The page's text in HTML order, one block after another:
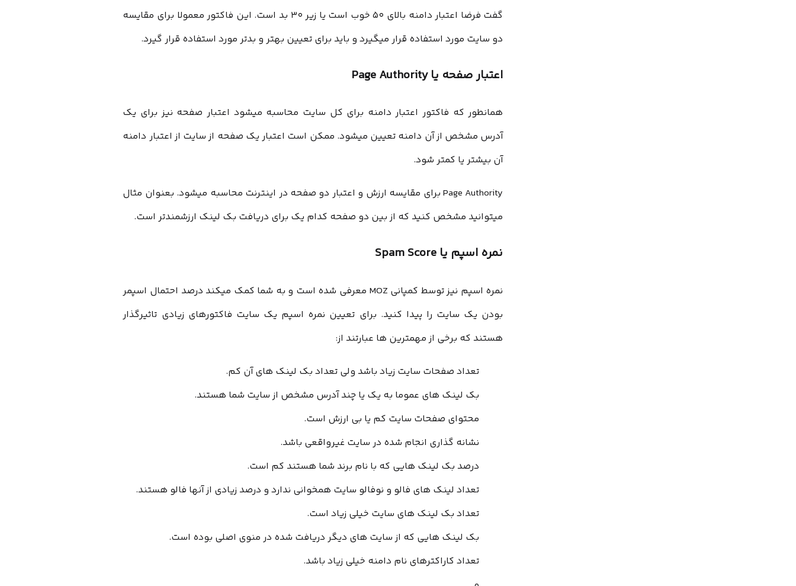
گفت فرضا اعتبار دامنه بالای ۵۰ خوب است یا زیر ۳۰ بد است. این فاکتور معمولا برای مقایسه
دو سایت مورد استفاده قرار میگیرد و باید برای تعیین بهتر و بدتر مورد استفاده قرار گیرد.
اعتبار صفحه یا Page Authority
همانطور که فاکتور اعتبار دامنه برای کل سایت محاسبه میشود اعتبار صفحه نیز برای یک
آدرس مشخص از آن دامنه تعیین میشود. ممکن است اعتبار یک صفحه از سایت از اعتبار دامنه
آن بیشتر یا کمتر شود.
Page Authority برای مقایسه ارزش و اعتبار دو صفحه در اینترنت محاسبه میشود. بعنوان مثال
میتوانید مشخص کنید که از بین دو صفحه کدام یک برای دریافت بک لینک ارزشمندتر است.
نمره اسپم یا Spam Score
نمره اسپم نیز توسط کمپانی MOZ معرفی شده است و به شما کمک میکند درصد احتمال اسپمر
بودن یک سایت را پیدا کنید. برای تعیین نمره اسپم یک سایت فاکتورهای زیادی تاثیرگذار
هستند که برخی از مهمترین ها عبارتند از:
تعداد صفحات سایت زیاد باشد ولی تعداد بک لینک های آن کم.
بک لینک های عموما به یک یا چند آدرس مشخص از سایت شما هستند.
محتوای صفحات سایت کم یا بی ارزش است.
نشانه گذاری انجام شده در سایت غیرواقعی باشد.
درصد بک لینک هایی که با نام برند شما هستند کم است.
تعداد لینک های فالو و نوفالو سایت همخوانی ندارد و درصد زیادی از آنها فالو هستند.
تعداد بک لینک های سایت خیلی زیاد است.
بک لینک هایی که از سایت های دیگر دریافت شده در منوی اصلی بوده است.
تعداد کاراکترهای نام دامنه خیلی زیاد باشد.